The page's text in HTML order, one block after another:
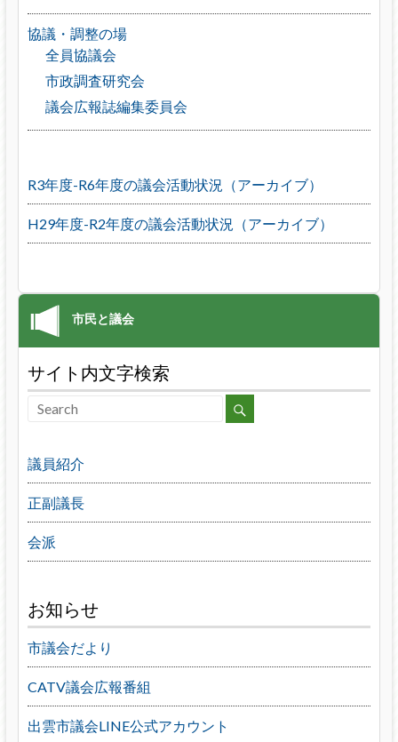
協議・調整の場
全員協議会
市政調査研究会
議会広報誌編集委員会
R3年度-R6年度の議会活動状況（アーカイブ）
H29年度-R2年度の議会活動状況（アーカイブ）
サイト内文字検索
議員紹介
正副議長
会派
お知らせ
市議会だより
CATV議会広報番組
出雲市議会LINE公式アカウント